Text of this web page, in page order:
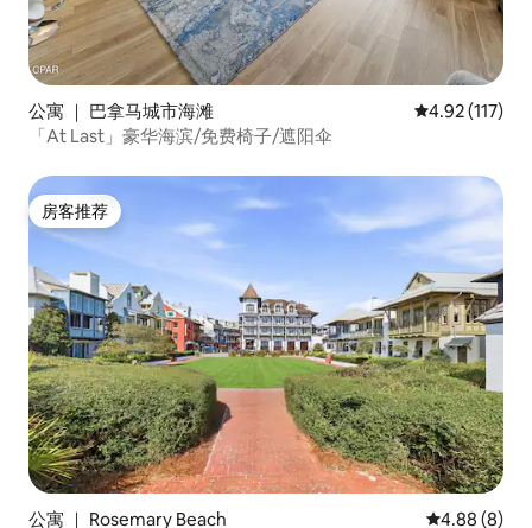
公寓 ｜ 巴拿马城市海滩 平均评分 4.92
4.92 (117)
「At Last」豪华海滨/免费椅子/遮阳伞
房客推荐
房客推荐
公寓 ｜ Rosemary Beach 平均评分
4.88 (8)